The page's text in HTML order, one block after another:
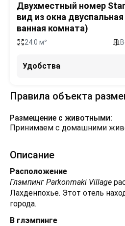
Двухместный номер
вид из окна
ванная комната)
24.0 м²
Удобства
Правила объекта
Размещение с животными:
Принимаем с домашними
Описание
Расположение
Глэмпинг Parkonmaki Village
Лахденпохье. Этот отель
города.
В глэмпинге